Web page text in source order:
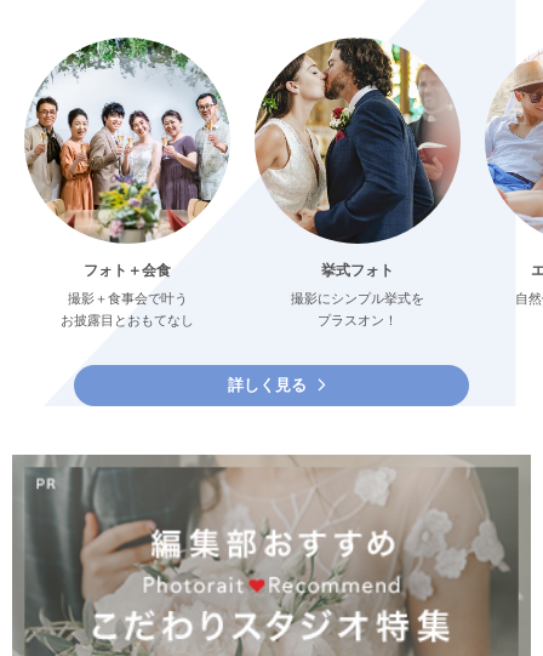
フォト＋会食
撮影＋食事会で叶う
お披露目とおもてなし
挙式フォト
撮影にシンプル挙式を
プラスオン！
自
詳しく見る